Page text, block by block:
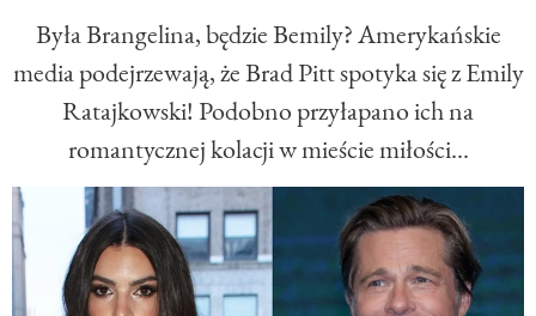
Była Brangelina, będzie Bemily? Amerykańskie
media podejrzewają, że Brad Pitt spotyka się z Emily
Ratajkowski! Podobno przyłapano ich na
romantycznej kolacji w mieście miłości...